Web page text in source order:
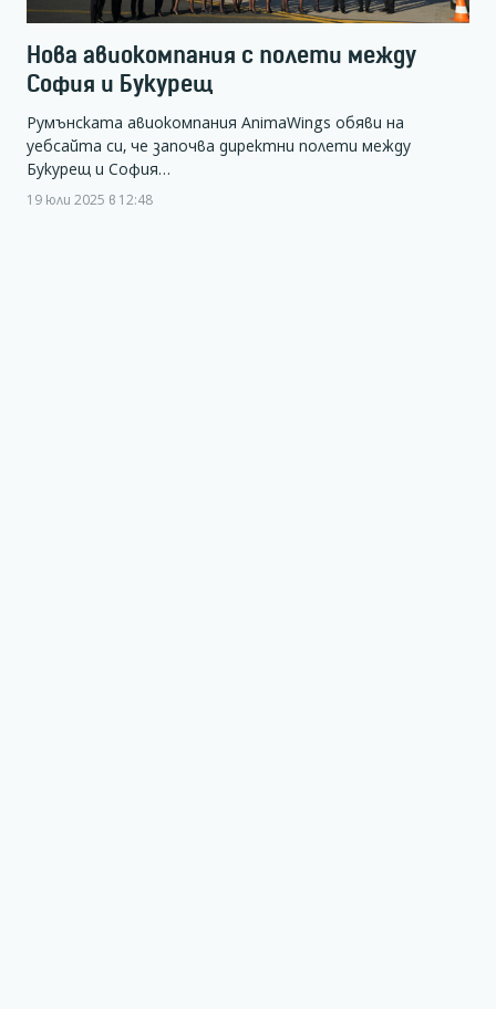
Нова авиокомпания с полети между
София и Букурещ
Румънската авиокомпания AnimaWings обяви на
уебсайта си, че започва директни полети между
Букурещ и София…
19 юли 2025 в 12:48